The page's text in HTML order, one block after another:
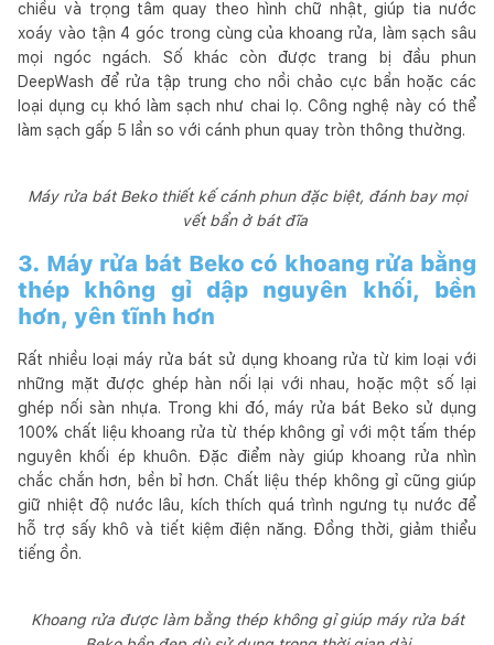
chiều và trọng tâm quay theo hình chữ nhật, giúp tia nước
xoáy vào tận 4 góc trong cùng của khoang rửa, làm sạch sâu
mọi ngóc ngách. Số khác còn được trang bị đầu phun
DeepWash để rửa tập trung cho nồi chảo cực bẩn hoặc các
loại dụng cụ khó làm sạch như chai lọ. Công nghệ này có thể
làm sạch gấp 5 lần so với cánh phun quay tròn thông thường.
Máy rửa bát Beko thiết kế cánh phun đặc biệt, đánh bay mọi
vết bẩn ở bát đĩa
3. Máy rửa bát Beko có khoang rửa bằng
thép không gỉ dập nguyên khối, bền
hơn, yên tĩnh hơn
Rất nhiều loại máy rửa bát sử dụng khoang rửa từ kim loại với
những mặt được ghép hàn nối lại với nhau, hoặc một số lại
ghép nối sàn nhựa. Trong khi đó, máy rửa bát Beko sử dụng
100% chất liệu khoang rửa từ thép không gỉ với một tấm thép
nguyên khối ép khuôn. Đặc điểm này giúp khoang rửa nhìn
chắc chắn hơn, bền bỉ hơn. Chất liệu thép không gỉ cũng giúp
giữ nhiệt độ nước lâu, kích thích quá trình ngưng tụ nước để
hỗ trợ sấy khô và tiết kiệm điện năng. Đồng thời, giảm thiểu
tiếng ồn.
Khoang rửa được làm bằng thép không gỉ giúp máy rửa bát